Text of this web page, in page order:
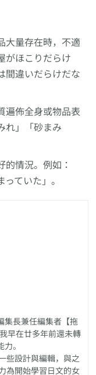
大量存在時，不適
がほこりだらけ
間違いだらけだな
遍佈全身或物品表
れ」「砂まみ
情況。例如：
ていた」。
集長兼任編集者【拖
早在廿多年前還未轉
。
些設計與編輯，與之
為開始學習日文的女